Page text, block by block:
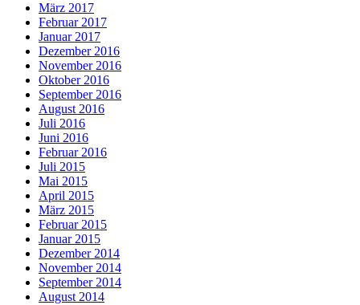
März 2017
Februar 2017
Januar 2017
Dezember 2016
November 2016
Oktober 2016
September 2016
August 2016
Juli 2016
Juni 2016
Februar 2016
Juli 2015
Mai 2015
April 2015
März 2015
Februar 2015
Januar 2015
Dezember 2014
November 2014
September 2014
August 2014